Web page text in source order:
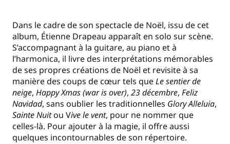
Dans le cadre de son spectacle de Noël, issu de cet
album, Étienne Drapeau apparaît en solo sur scène.
S’accompagnant à la guitare, au piano et à
l’harmonica, il livre des interprétations mémorables
de ses propres créations de Noël et revisite à sa
manière des coups de cœur tels queLe sentier de
neige, Happy Xmas (war is over), 23 décembre, Feliz
Navidad, sans oublier les traditionnelles Glory Alleluia,
Sainte Nuitou Vive le vent, pour ne nommer que
celles-là. Pour ajouter à la magie, il offre aussi
quelques incontournables de son répertoire.